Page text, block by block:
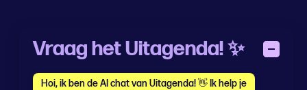
Vraag het Uitagenda! ✨
Hoi, ik ben de AI chat van Uitagenda! 👋 Ik help je